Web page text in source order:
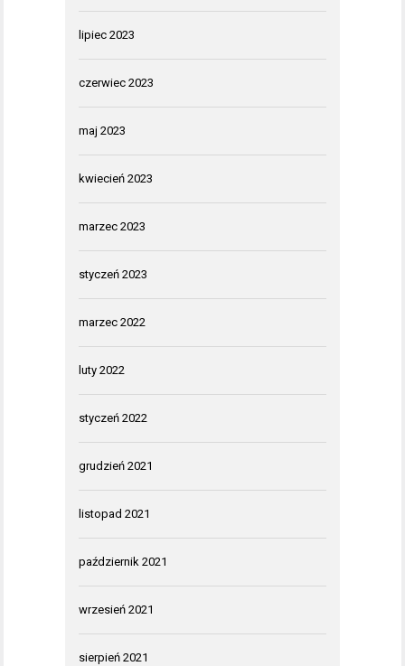
lipiec 2023
czerwiec 2023
maj 2023
kwiecień 2023
marzec 2023
styczeń 2023
marzec 2022
luty 2022
styczeń 2022
grudzień 2021
listopad 2021
październik 2021
wrzesień 2021
sierpień 2021